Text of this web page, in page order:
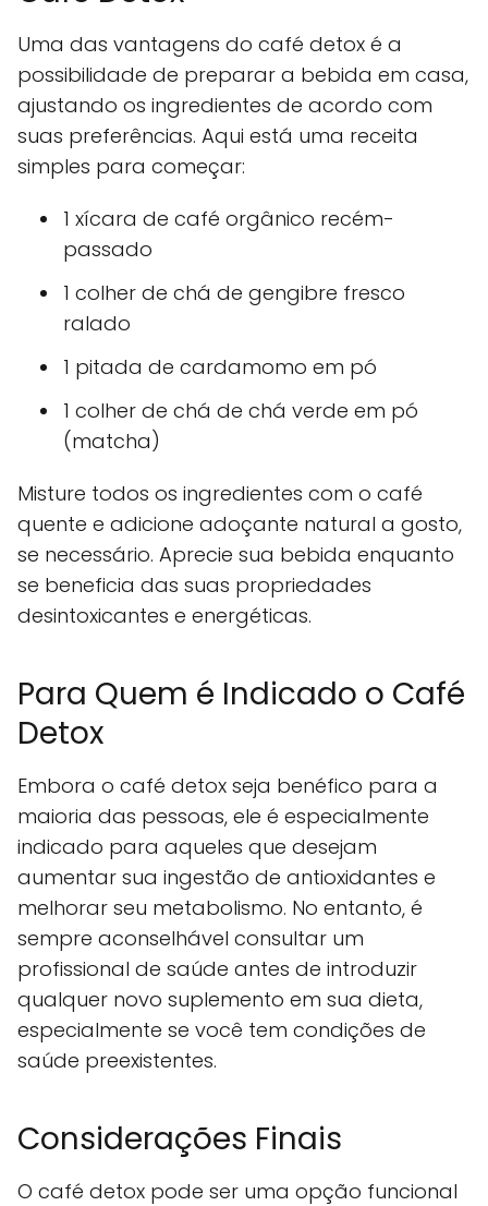
Uma das vantagens do café detox é a
possibilidade de preparar a bebida em casa,
ajustando os ingredientes de acordo com
suas preferências. Aqui está uma receita
simples para começar:
1 xícara de café orgânico recém-
passado
1 colher de chá de gengibre fresco
ralado
1 pitada de cardamomo em pó
1 colher de chá de chá verde em pó
(matcha)
Misture todos os ingredientes com o café
quente e adicione adoçante natural a gosto,
se necessário. Aprecie sua bebida enquanto
se beneficia das suas propriedades
desintoxicantes e energéticas.
Para Quem é Indicado o Café
Detox
Embora o café detox seja benéfico para a
maioria das pessoas, ele é especialmente
indicado para aqueles que desejam
aumentar sua ingestão de antioxidantes e
melhorar seu metabolismo. No entanto, é
sempre aconselhável consultar um
profissional de saúde antes de introduzir
qualquer novo suplemento em sua dieta,
especialmente se você tem condições de
saúde preexistentes.
Considerações Finais
O café detox pode ser uma opção funcional